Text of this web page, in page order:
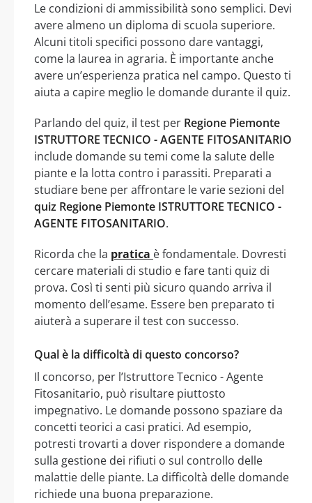
Le condizioni di ammissibilità sono semplici. Devi
avere almeno un diploma di scuola superiore.
Alcuni titoli specifici possono dare vantaggi,
come la laurea in agraria. È importante anche
avere un’esperienza pratica nel campo. Questo ti
aiuta a capire meglio le domande durante il quiz.
Parlando del quiz, il test per Regione Piemonte
ISTRUTTORE TECNICO - AGENTE FITOSANITARIO
include domande su temi come la salute delle
piante e la lotta contro i parassiti. Preparati a
studiare bene per affrontare le varie sezioni del
quiz Regione Piemonte ISTRUTTORE TECNICO -
AGENTE FITOSANITARIO.
Ricorda che la pratica è fondamentale. Dovresti
cercare materiali di studio e fare tanti quiz di
prova. Così ti senti più sicuro quando arriva il
momento dell’esame. Essere ben preparato ti
aiuterà a superare il test con successo.
Qual è la difficoltà di questo concorso?
Il concorso, per l’Istruttore Tecnico - Agente
Fitosanitario, può risultare piuttosto
impegnativo. Le domande possono spaziare da
concetti teorici a casi pratici. Ad esempio,
potresti trovarti a dover rispondere a domande
sulla gestione dei rifiuti o sul controllo delle
malattie delle piante. La difficoltà delle domande
richiede una buona preparazione.